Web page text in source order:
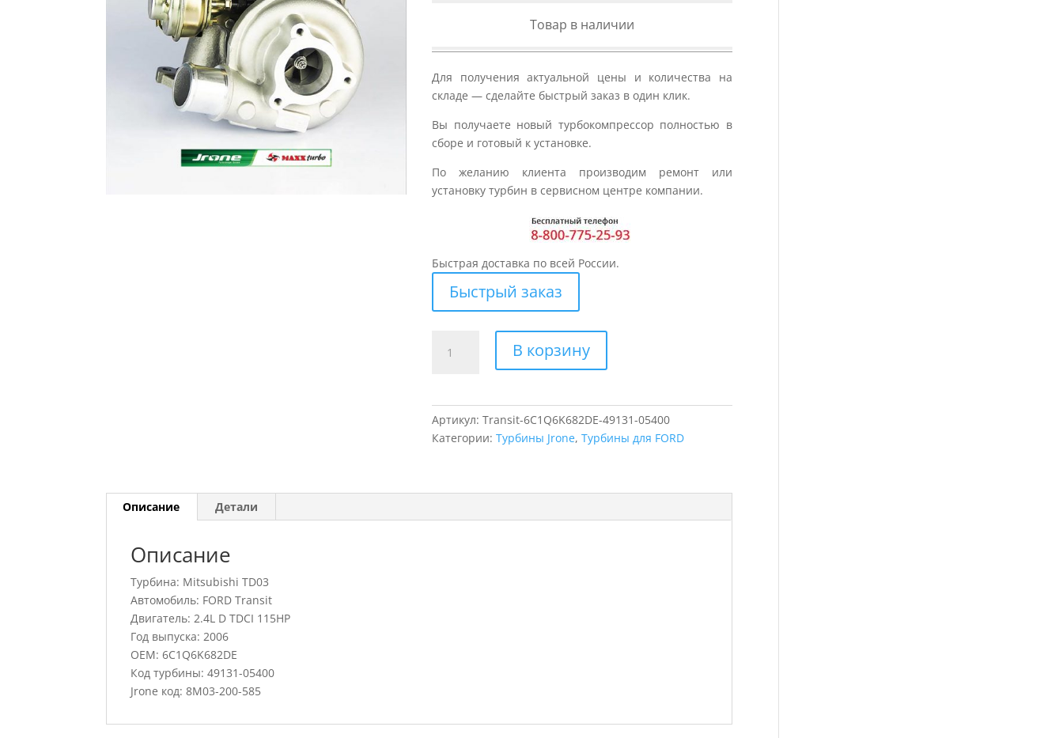
Товар в наличии
Для получения актуальной цены и количества на
складе — сделайте быстрый заказ в один клик.
Вы получаете новый турбокомпрессор полностью в
сборе и готовый к установке.
По желанию клиента производим ремонт или
установку турбин в сервисном центре компании.
Быстрая доставка по всей России.
Быстрый заказ
товара
Transit,
В корзину
Артикул:Transit-6C1Q6K682DE-49131-05400
Категории:Турбины Jrone,Турбины для FORD
Описание Детали
Описание
Турбина: Mitsubishi TD03
Автомобиль: FORD Transit
Двигатель: 2.4L D TDCI 115HP
Год выпуска: 2006
OEM: 6C1Q6K682DE
Код турбины: 49131-05400
Jrone код: 8M03-200-585